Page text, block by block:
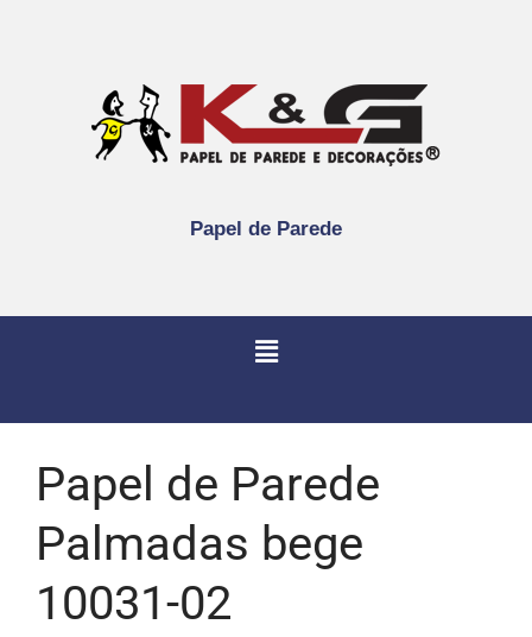
Papel de Parede
Papel de Parede
Palmadas bege
10031-02